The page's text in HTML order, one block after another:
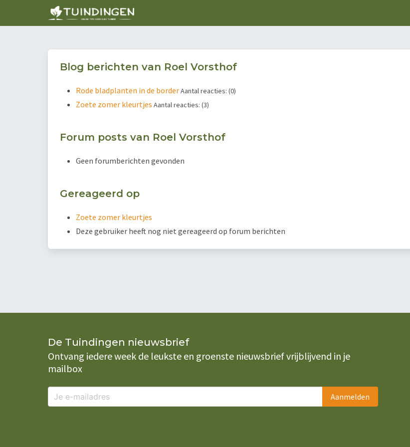
Blog berichten van Roel Vorsthof
Rode bladplanten in de borderAantal reacties: (0)
Zoete zomer kleurtjes Aantal reacties: (3)
Forum posts van Roel Vorsthof
Geen forumberichten gevonden
Gereageerd op
Zoete zomer kleurtjes
Deze gebruiker heeft nog niet gereageerd op forum berichten
De Tuindingen nieuwsbrief
Ontvang iedere week de leukste en groenste nieuwsbrief vrijblijvend in je
mailbox
Aanmelden